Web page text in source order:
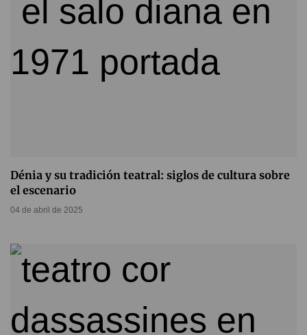
Dénia y su tradición teatral: siglos de cultura sobre
el escenario
04 de abril de 2025